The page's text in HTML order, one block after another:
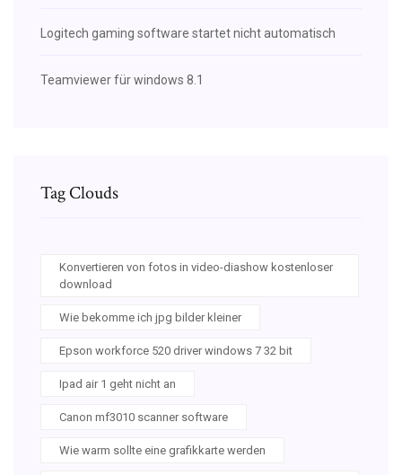
Logitech gaming software startet nicht automatisch
Teamviewer für windows 8.1
Tag Clouds
Konvertieren von fotos in video-diashow kostenloser
download
Wie bekomme ich jpg bilder kleiner
Epson workforce 520 driver windows 7 32 bit
Ipad air 1 geht nicht an
Canon mf3010 scanner software
Wie warm sollte eine grafikkarte werden